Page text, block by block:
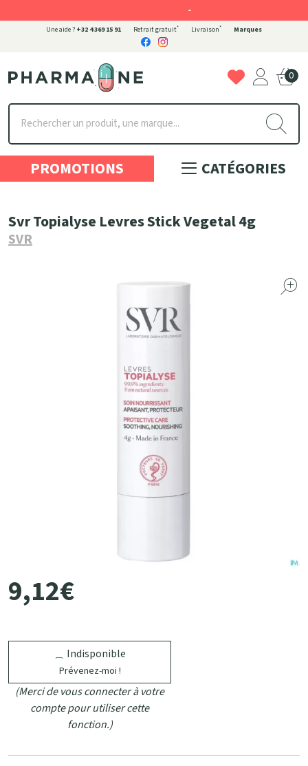
Une aide ? +32 4 369 15 91 Retrait gratuit* Livraison* Marques
Pharmaone Votre pharmacie en ligne à votre service
0
PROMOTIONS CATÉGORIES
Svr Topialyse Levres Stick Vegetal 4g
SVR
9,12€
Indisponible
Prévenez-moi !
(Merci de vous connecter à votre
compte pour utiliser cette
fonction.)